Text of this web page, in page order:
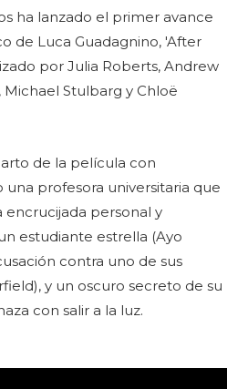
ha lanzado el primer avance
de Luca Guadagnino, 'After
por Julia Roberts, Andrew
Michael Stulbarg y Chloë
de la película con
una profesora universitaria que
encrucijada personal y
estudiante estrella (Ayo
contra uno de sus
y un oscuro secreto de su
con salir a la luz.